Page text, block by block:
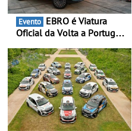
Evento
Oficial da Volta a Portugal
presença nacional ao lado
da mítica prova de ciclismo
e leva a sua gama SUV
multi-energia às estradas
de Portugal